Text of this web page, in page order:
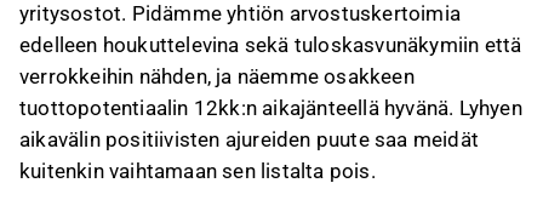
yritysostot. Pidämme yhtiön arvostuskertoimia
edelleen houkuttelevina sekä tuloskasvunäkymiin että
verrokkeihin nähden, ja näemme osakkeen
tuottopotentiaalin 12kk:n aikajänteellä hyvänä. Lyhyen
aikavälin positiivisten ajureiden puute saa meidät
kuitenkin vaihtamaan sen listalta pois.